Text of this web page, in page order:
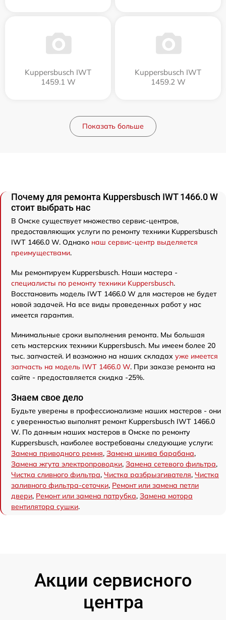
Kuppersbusch IWT
1459.1 W
Kuppersbusch IWT
1459.2 W
Показать больше
Почему для ремонта Kuppersbusch IWT 1466.0 W
стоит выбрать нас
В Омске существует множество сервис-центров,
предоставляющих услуги по ремонту техники Kuppersbusch
IWT 1466.0 W. Однако наш сервис-центр выделяется
преимуществами.
Мы ремонтируем Kuppersbusch. Наши мастера -
специалисты по ремонту техники Kuppersbusch.
Восстановить модель IWT 1466.0 W для мастеров не будет
новой задачей. На все виды проведенных работ у нас
имеется гарантия.
Минимальные сроки выполнения ремонта. Мы большая
сеть мастерских техники Kuppersbusch. Мы имеем более 20
тыс. запчастей. И возможно на наших складах уже имеется
запчасть на модель IWT 1466.0 W. При заказе ремонта на
сайте - предоставляется скидка -25%.
Знаем свое дело
Будьте уверены в профессионализме наших мастеров - они
с уверенностью выполнят ремонт Kuppersbusch IWT 1466.0
W. По данным наших мастеров в Омске по ремонту
Kuppersbusch, наиболее востребованы следующие услуги:
Замена приводного ремня, Замена шкива барабана,
Замена жгута электропроводки, Замена сетевого фильтра,
Чистка сливного фильтра, Чистка разбрызгивателя, Чистка
заливного фильтра-сеточки, Ремонт или замена петли
двери, Ремонт или замена патрубка, Замена мотора
вентилятора сушки.
Акции сервисного
центра